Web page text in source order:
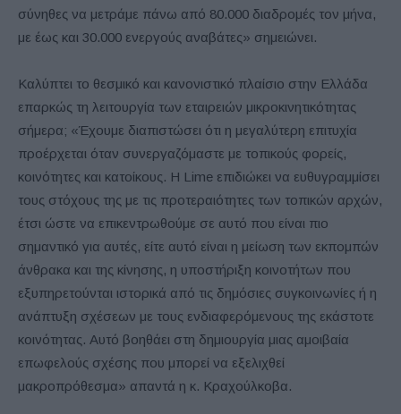
σύνηθες να μετράμε πάνω από 80.000 διαδρομές τον μήνα,
με έως και 30.000 ενεργούς αναβάτες» σημειώνει.
Καλύπτει το θεσμικό και κανονιστικό πλαίσιο στην Ελλάδα
επαρκώς τη λειτουργία των εταιρειών μικροκινητικότητας
σήμερα; «Έχουμε διαπιστώσει ότι η μεγαλύτερη επιτυχία
προέρχεται όταν συνεργαζόμαστε με τοπικούς φορείς,
κοινότητες και κατοίκους. Η Lime επιδιώκει να ευθυγραμμίσει
τους στόχους της με τις προτεραιότητες των τοπικών αρχών,
έτσι ώστε να επικεντρωθούμε σε αυτό που είναι πιο
σημαντικό για αυτές, είτε αυτό είναι η μείωση των εκπομπών
άνθρακα και της κίνησης, η υποστήριξη κοινοτήτων που
εξυπηρετούνται ιστορικά από τις δημόσιες συγκοινωνίες ή η
ανάπτυξη σχέσεων με τους ενδιαφερόμενους της εκάστοτε
κοινότητας. Αυτό βοηθάει στη δημιουργία μιας αμοιβαία
επωφελούς σχέσης που μπορεί να εξελιχθεί
μακροπρόθεσμα» απαντά η κ. Κραχούλκοβα.